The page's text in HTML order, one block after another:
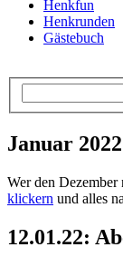
Henkfun
Henkrunden
Gästebuch
Januar 2022
Wer den Dezember
klickern und alles
12.01.22: